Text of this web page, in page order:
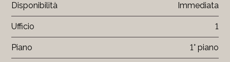
Disponibilità Immediata
Ufficio 1
Piano 1° piano